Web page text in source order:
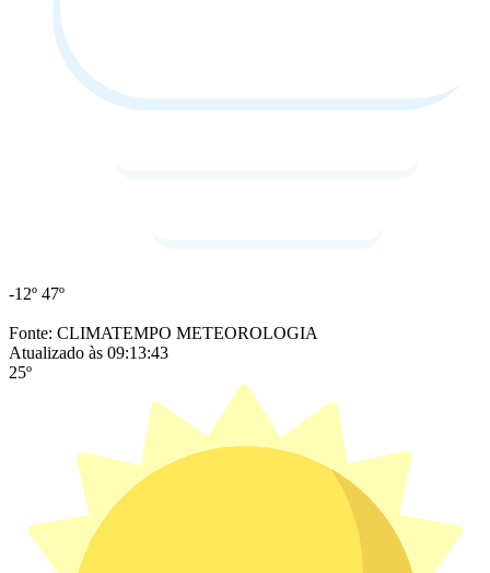
-12º 47º
Fonte: CLIMATEMPO METEOROLOGIA
Atualizado às 09:13:43
25º